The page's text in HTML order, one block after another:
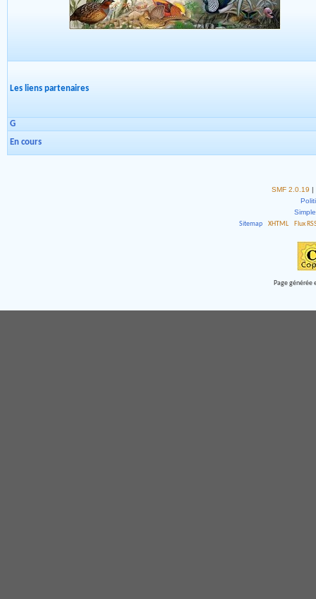
Les liens partenaires
G
En cours
SMF 2.0.19 |
Sitemap
XHTML Flux
Page générée